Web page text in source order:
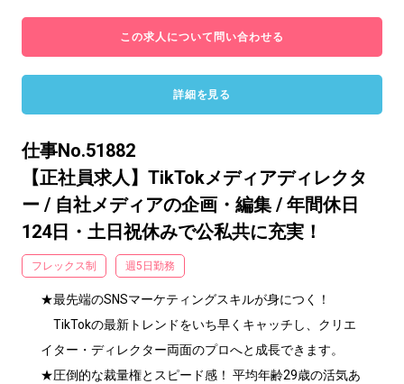
この求人について問い合わせる
詳細を見る
仕事No.51882
【正社員求人】TikTokメディアディレクタ
ー / 自社メディアの企画・編集 / 年間休日
124日・土日祝休みで公私共に充実！
フレックス制 週5日勤務
★最先端のSNSマーケティングスキルが身につく！
TikTokの最新トレンドをいち早くキャッチし、クリエ
イター・ディレクター両面のプロへと成長できます。
★圧倒的な裁量権とスピード感！ 平均年齢29歳の活気あ